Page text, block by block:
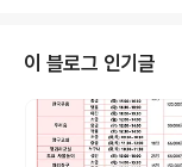
이 블로그 인기글